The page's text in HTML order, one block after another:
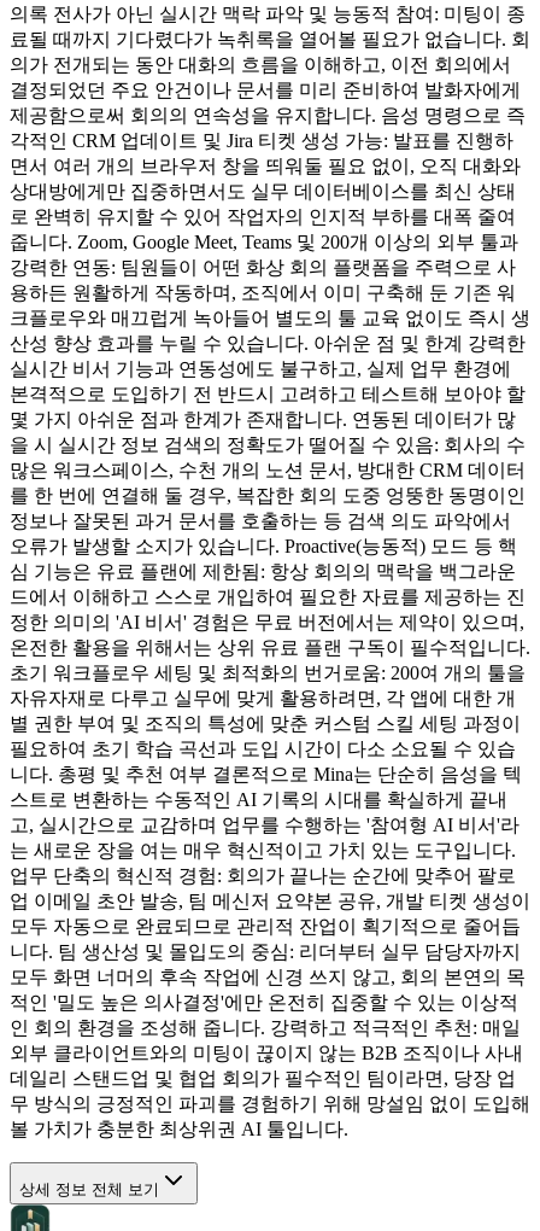
의록 전사가 아닌 실시간 맥락 파악 및 능동적 참여: 미팅이 종
료될 때까지 기다렸다가 녹취록을 열어볼 필요가 없습니다. 회
의가 전개되는 동안 대화의 흐름을 이해하고, 이전 회의에서
결정되었던 주요 안건이나 문서를 미리 준비하여 발화자에게
제공함으로써 회의의 연속성을 유지합니다. 음성 명령으로 즉
각적인 CRM 업데이트 및 Jira 티켓 생성 가능: 발표를 진행하
면서 여러 개의 브라우저 창을 띄워둘 필요 없이, 오직 대화와
상대방에게만 집중하면서도 실무 데이터베이스를 최신 상태
로 완벽히 유지할 수 있어 작업자의 인지적 부하를 대폭 줄여
줍니다. Zoom, Google Meet, Teams 및 200개 이상의 외부 툴과
강력한 연동: 팀원들이 어떤 화상 회의 플랫폼을 주력으로 사
용하든 원활하게 작동하며, 조직에서 이미 구축해 둔 기존 워
크플로우와 매끄럽게 녹아들어 별도의 툴 교육 없이도 즉시 생
산성 향상 효과를 누릴 수 있습니다. 아쉬운 점 및 한계 강력한
실시간 비서 기능과 연동성에도 불구하고, 실제 업무 환경에
본격적으로 도입하기 전 반드시 고려하고 테스트해 보아야 할
몇 가지 아쉬운 점과 한계가 존재합니다. 연동된 데이터가 많
을 시 실시간 정보 검색의 정확도가 떨어질 수 있음: 회사의 수
많은 워크스페이스, 수천 개의 노션 문서, 방대한 CRM 데이터
를 한 번에 연결해 둘 경우, 복잡한 회의 도중 엉뚱한 동명이인
정보나 잘못된 과거 문서를 호출하는 등 검색 의도 파악에서
오류가 발생할 소지가 있습니다. Proactive(능동적) 모드 등 핵
심 기능은 유료 플랜에 제한됨: 항상 회의의 맥락을 백그라운
드에서 이해하고 스스로 개입하여 필요한 자료를 제공하는 진
정한 의미의 'AI 비서' 경험은 무료 버전에서는 제약이 있으며,
온전한 활용을 위해서는 상위 유료 플랜 구독이 필수적입니다.
초기 워크플로우 세팅 및 최적화의 번거로움: 200여 개의 툴을
자유자재로 다루고 실무에 맞게 활용하려면, 각 앱에 대한 개
별 권한 부여 및 조직의 특성에 맞춘 커스텀 스킬 세팅 과정이
필요하여 초기 학습 곡선과 도입 시간이 다소 소요될 수 있습
니다. 총평 및 추천 여부 결론적으로 Mina는 단순히 음성을 텍
스트로 변환하는 수동적인 AI 기록의 시대를 확실하게 끝내
고, 실시간으로 교감하며 업무를 수행하는 '참여형 AI 비서'라
는 새로운 장을 여는 매우 혁신적이고 가치 있는 도구입니다.
업무 단축의 혁신적 경험: 회의가 끝나는 순간에 맞추어 팔로
업 이메일 초안 발송, 팀 메신저 요약본 공유, 개발 티켓 생성이
모두 자동으로 완료되므로 관리적 잔업이 획기적으로 줄어듭
니다. 팀 생산성 및 몰입도의 중심: 리더부터 실무 담당자까지
모두 화면 너머의 후속 작업에 신경 쓰지 않고, 회의 본연의 목
적인 '밀도 높은 의사결정'에만 온전히 집중할 수 있는 이상적
인 회의 환경을 조성해 줍니다. 강력하고 적극적인 추천: 매일
외부 클라이언트와의 미팅이 끊이지 않는 B2B 조직이나 사내
데일리 스탠드업 및 협업 회의가 필수적인 팀이라면, 당장 업
무 방식의 긍정적인 파괴를 경험하기 위해 망설임 없이 도입해
볼 가치가 충분한 최상위권 AI 툴입니다.
상세 정보 전체 보기